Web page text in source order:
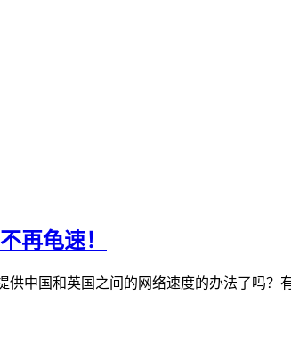
再龟速！
中国和英国之间的网络速度的办法了吗？